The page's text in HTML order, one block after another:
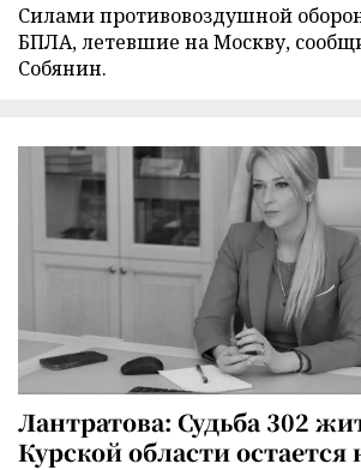
Силами противовоздушной
БПЛА, летевшие на Москву,
Собянин.
Лантратова: Судьба 302
Курской области остается